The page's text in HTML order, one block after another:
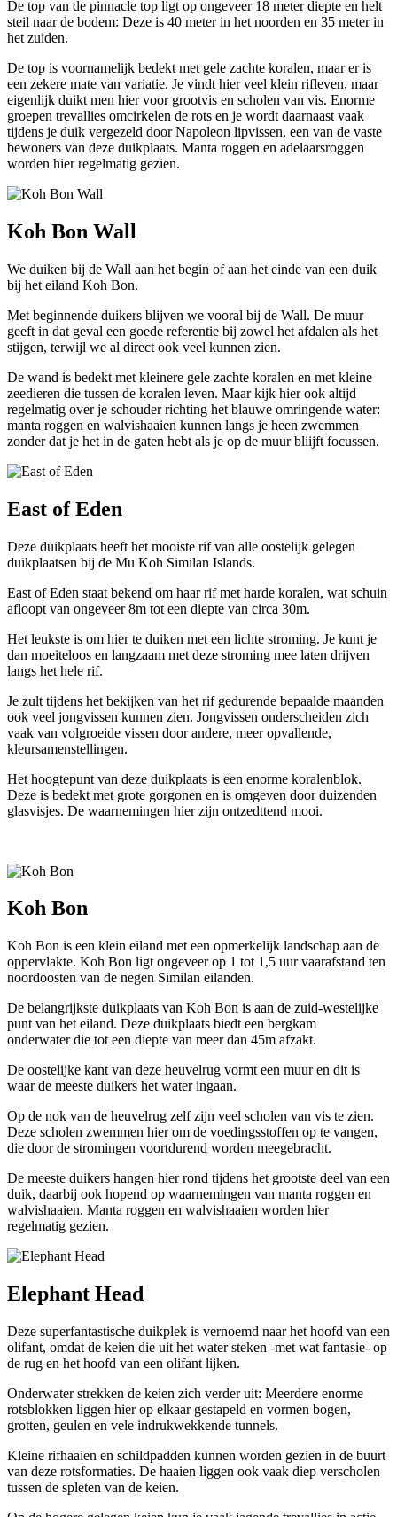
De top van de pinnacle top ligt op ongeveer 18 meter diepte en helt
steil naar de bodem: Deze is 40 meter in het noorden en 35 meter in
het zuiden.
De top is voornamelijk bedekt met gele zachte koralen, maar er is
een zekere mate van variatie. Je vindt hier veel klein rifleven, maar
eigenlijk duikt men hier voor grootvis en scholen van vis. Enorme
groepen trevallies omcirkelen de rots en je wordt daarnaast vaak
tijdens je duik vergezeld door Napoleon lipvissen, een van de vaste
bewoners van deze duikplaats. Manta roggen en adelaarsroggen
worden hier regelmatig gezien.
Koh Bon Wall
We duiken bij de Wall aan het begin of aan het einde van een duik
bij het eiland Koh Bon.
Met beginnende duikers blijven we vooral bij de Wall. De muur
geeft in dat geval een goede referentie bij zowel het afdalen als het
stijgen, terwijl we al direct ook veel kunnen zien.
De wand is bedekt met kleinere gele zachte koralen en met kleine
zeedieren die tussen de koralen leven. Maar kijk hier ook altijd
regelmatig over je schouder richting het blauwe omringende water:
manta roggen en walvishaaien kunnen langs je heen zwemmen
zonder dat je het in de gaten hebt als je op de muur bliijft focussen.
East of Eden
Deze duikplaats heeft het mooiste rif van alle oostelijk gelegen
duikplaatsen bij de Mu Koh Similan Islands.
East of Eden staat bekend om haar rif met harde koralen, wat schuin
afloopt van ongeveer 8m tot een diepte van circa 30m.
Het leukste is om hier te duiken met een lichte stroming. Je kunt je
dan moeiteloos en langzaam met deze stroming mee laten drijven
langs het hele rif.
Je zult tijdens het bekijken van het rif gedurende bepaalde maanden
ook veel jongvissen kunnen zien. Jongvissen onderscheiden zich
vaak van volgroeide vissen door andere, meer opvallende,
kleursamenstellingen.
Het hoogtepunt van deze duikplaats is een enorme koralenblok.
Deze is bedekt met grote gorgonen en is omgeven door duizenden
glasvisjes. De waarnemingen hier zijn ontzedttend mooi.
Koh Bon
Koh Bon is een klein eiland met een opmerkelijk landschap aan de
oppervlakte. Koh Bon ligt ongeveer op 1 tot 1,5 uur vaarafstand ten
noordoosten van de negen Similan eilanden.
De belangrijkste duikplaats van Koh Bon is aan de zuid-westelijke
punt van het eiland. Deze duikplaats biedt een bergkam
onderwater die tot een diepte van meer dan 45m afzakt.
De oostelijke kant van deze heuvelrug vormt een muur en dit is
waar de meeste duikers het water ingaan.
Op de nok van de heuvelrug zelf zijn veel scholen van vis te zien.
Deze scholen zwemmen hier om de voedingsstoffen op te vangen,
die door de stromingen voortdurend worden meegebracht.
De meeste duikers hangen hier rond tijdens het grootste deel van een
duik, daarbij ook hopend op waarnemingen van manta roggen en
walvishaaien. Manta roggen en walvishaaien worden hier
regelmatig gezien.
Elephant Head
Deze superfantastische duikplek is vernoemd naar het hoofd van een
olifant, omdat de keien die uit het water steken -met wat fantasie- op
de rug en het hoofd van een olifant lijken.
Onderwater strekken de keien zich verder uit: Meerdere enorme
rotsblokken liggen hier op elkaar gestapeld en vormen bogen,
grotten, geulen en vele indrukwekkende tunnels.
Kleine rifhaaien en schildpadden kunnen worden gezien in de buurt
van deze rotsformaties. De haaien liggen ook vaak diep verscholen
tussen de spleten van de keien.